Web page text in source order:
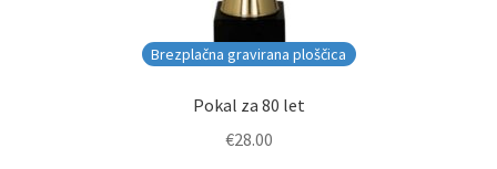
Brezplačna gravirana ploščica
Pokal za 80 let
€28.00